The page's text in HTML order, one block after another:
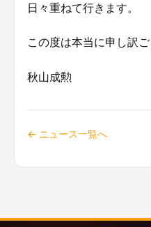
日々重ねて行きます。
この度は本当に申し訳ご
秋山成勲
← ニュース一覧へ